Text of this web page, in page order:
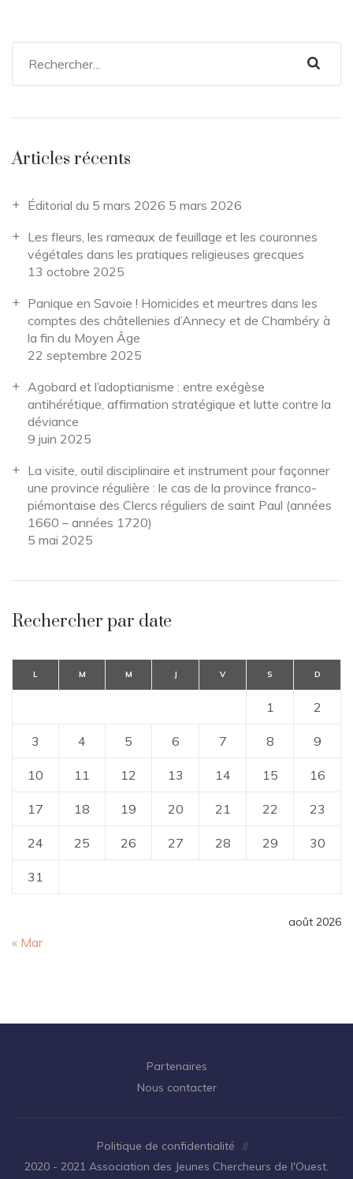
Articles récents
Éditorial du 5 mars 2026 5 mars 2026
Les fleurs, les rameaux de feuillage et les couronnes
végétales dans les pratiques religieuses grecques
13 octobre 2025
Panique en Savoie ! Homicides et meurtres dans les
comptes des châtellenies d’Annecy et de Chambéry à
la fin du Moyen Âge
22 septembre 2025
Agobard et l’adoptianisme : entre exégèse
antihérétique, affirmation stratégique et lutte contre la
déviance
9 juin 2025
La visite, outil disciplinaire et instrument pour façonner
une province régulière : le cas de la province franco-
piémontaise des Clercs réguliers de saint Paul (années
1660 – années 1720)
5 mai 2025
Rechercher par date
août 2026
L M M J V S D
1 2
3 4 5 6 7 8 9
10 11 12 13 14 15 16
17 18 19 20 21 22 23
24 25 26 27 28 29 30
31
« Mar
Partenaires
Nous contacter
Politique de confidentialité
//
2020 - 2021 Association des Jeunes Chercheurs de l'Ouest.